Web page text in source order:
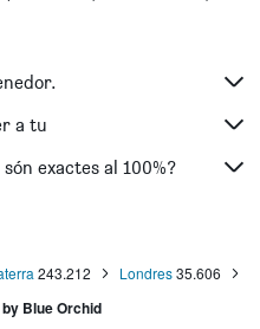
a tu
exactes al 100%?
243.212 Londres35.606
Blue Orchid